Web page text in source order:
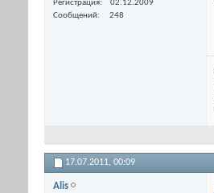
Регистрация
02.12.2009
Сообщений
248
17.07.2011, 00:09
Alis